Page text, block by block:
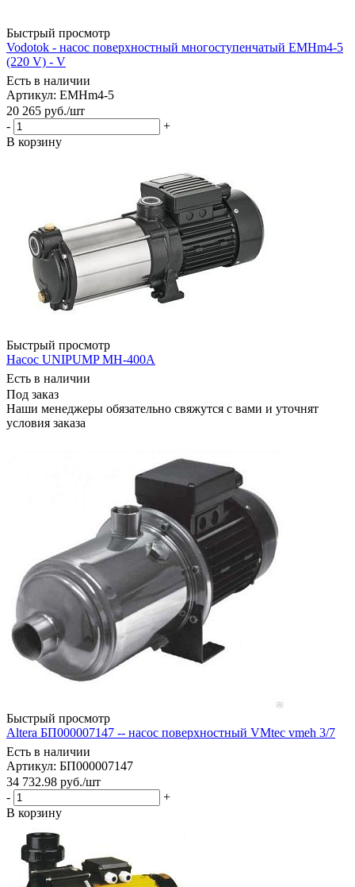
Быстрый просмотр
Vodotok - насос поверхностный многоступенчатый EMHm4-5
(220 V) - V
Есть в наличии
Артикул: EMHm4-5
20 265 руб./шт
-
+
В корзину
Быстрый просмотр
Насос UNIPUMP MH-400А
Есть в наличии
Под заказ
Наши менеджеры обязательно свяжутся с вами и уточнят
условия заказа
Быстрый просмотр
Altera БП000007147 -- насос поверхностный VMtec vmeh 3/7
Есть в наличии
Артикул: БП000007147
34 732.98 руб./шт
-
+
В корзину